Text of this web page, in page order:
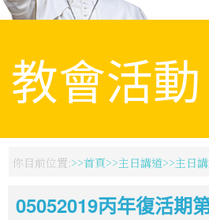
教會活動
你目前位置: 首頁 主日講道 主日
05052019丙年復活期